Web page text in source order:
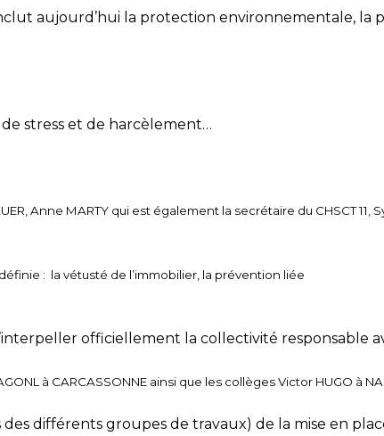
aujourd’hui la protection environnementale, la
de stress et de harcèlement…
Anne MARTY qui est également la secrétaire du CHSCT 11,
: la vétusté de l’immobilier, la prévention liée
officiellement la collectivité responsable
à CARCASSONNE ainsi que les collèges Victor HUGO à
différents groupes de travaux) de la mise en